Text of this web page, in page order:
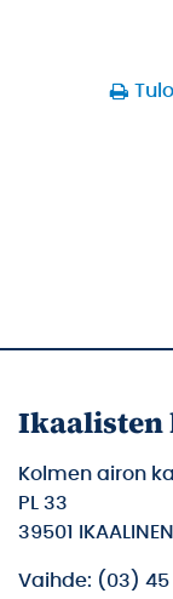
Kolmen airon
PL 33
39501 IKAALINEN
Vaihde: (03) 45